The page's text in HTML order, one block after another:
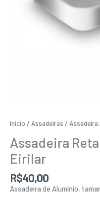
Início / Assadeiras / Assadeira
Assadeira
Eirilar
R$40,00
Assadeira de Alumínio,